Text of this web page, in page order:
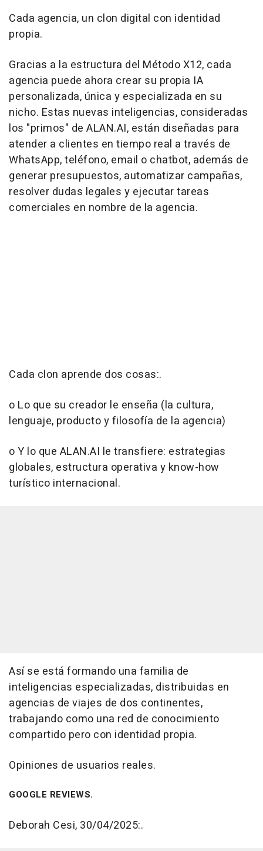
Cada agencia, un clon digital con identidad
propia.
Gracias a la estructura del Método X12, cada
agencia puede ahora crear su propia IA
personalizada, única y especializada en su
nicho. Estas nuevas inteligencias, consideradas
los "primos" de ALAN.AI, están diseñadas para
atender a clientes en tiempo real a través de
WhatsApp, teléfono, email o chatbot, además de
generar presupuestos, automatizar campañas,
resolver dudas legales y ejecutar tareas
comerciales en nombre de la agencia.
Cada clon aprende dos cosas:.
o Lo que su creador le enseña (la cultura,
lenguaje, producto y filosofía de la agencia)
o Y lo que ALAN.AI le transfiere: estrategias
globales, estructura operativa y know-how
turístico internacional.
Así se está formando una familia de
inteligencias especializadas, distribuidas en
agencias de viajes de dos continentes,
trabajando como una red de conocimiento
compartido pero con identidad propia.
Opiniones de usuarios reales.
GOOGLE REVIEWS.
Deborah Cesi, 30/04/2025:.